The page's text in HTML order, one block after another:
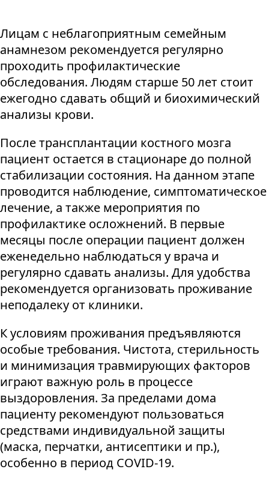
Лицам с неблагоприятным семейным
анамнезом рекомендуется регулярно
проходить профилактические
обследования. Людям старше 50 лет стоит
ежегодно сдавать общий и биохимический
анализы крови.
После трансплантации костного мозга
пациент остается в стационаре до полной
стабилизации состояния. На данном этапе
проводится наблюдение, симптоматическое
лечение, а также мероприятия по
профилактике осложнений. В первые
месяцы после операции пациент должен
еженедельно наблюдаться у врача и
регулярно сдавать анализы. Для удобства
рекомендуется организовать проживание
неподалеку от клиники.
К условиям проживания предъявляются
особые требования. Чистота, стерильность
и минимизация травмирующих факторов
играют важную роль в процессе
выздоровления. За пределами дома
пациенту рекомендуют пользоваться
средствами индивидуальной защиты
(маска, перчатки, антисептики и пр.),
особенно в период COVID-19.